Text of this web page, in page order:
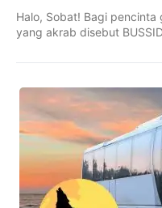
Halo, Sobat! Bagi pencinta
yang akrab disebut